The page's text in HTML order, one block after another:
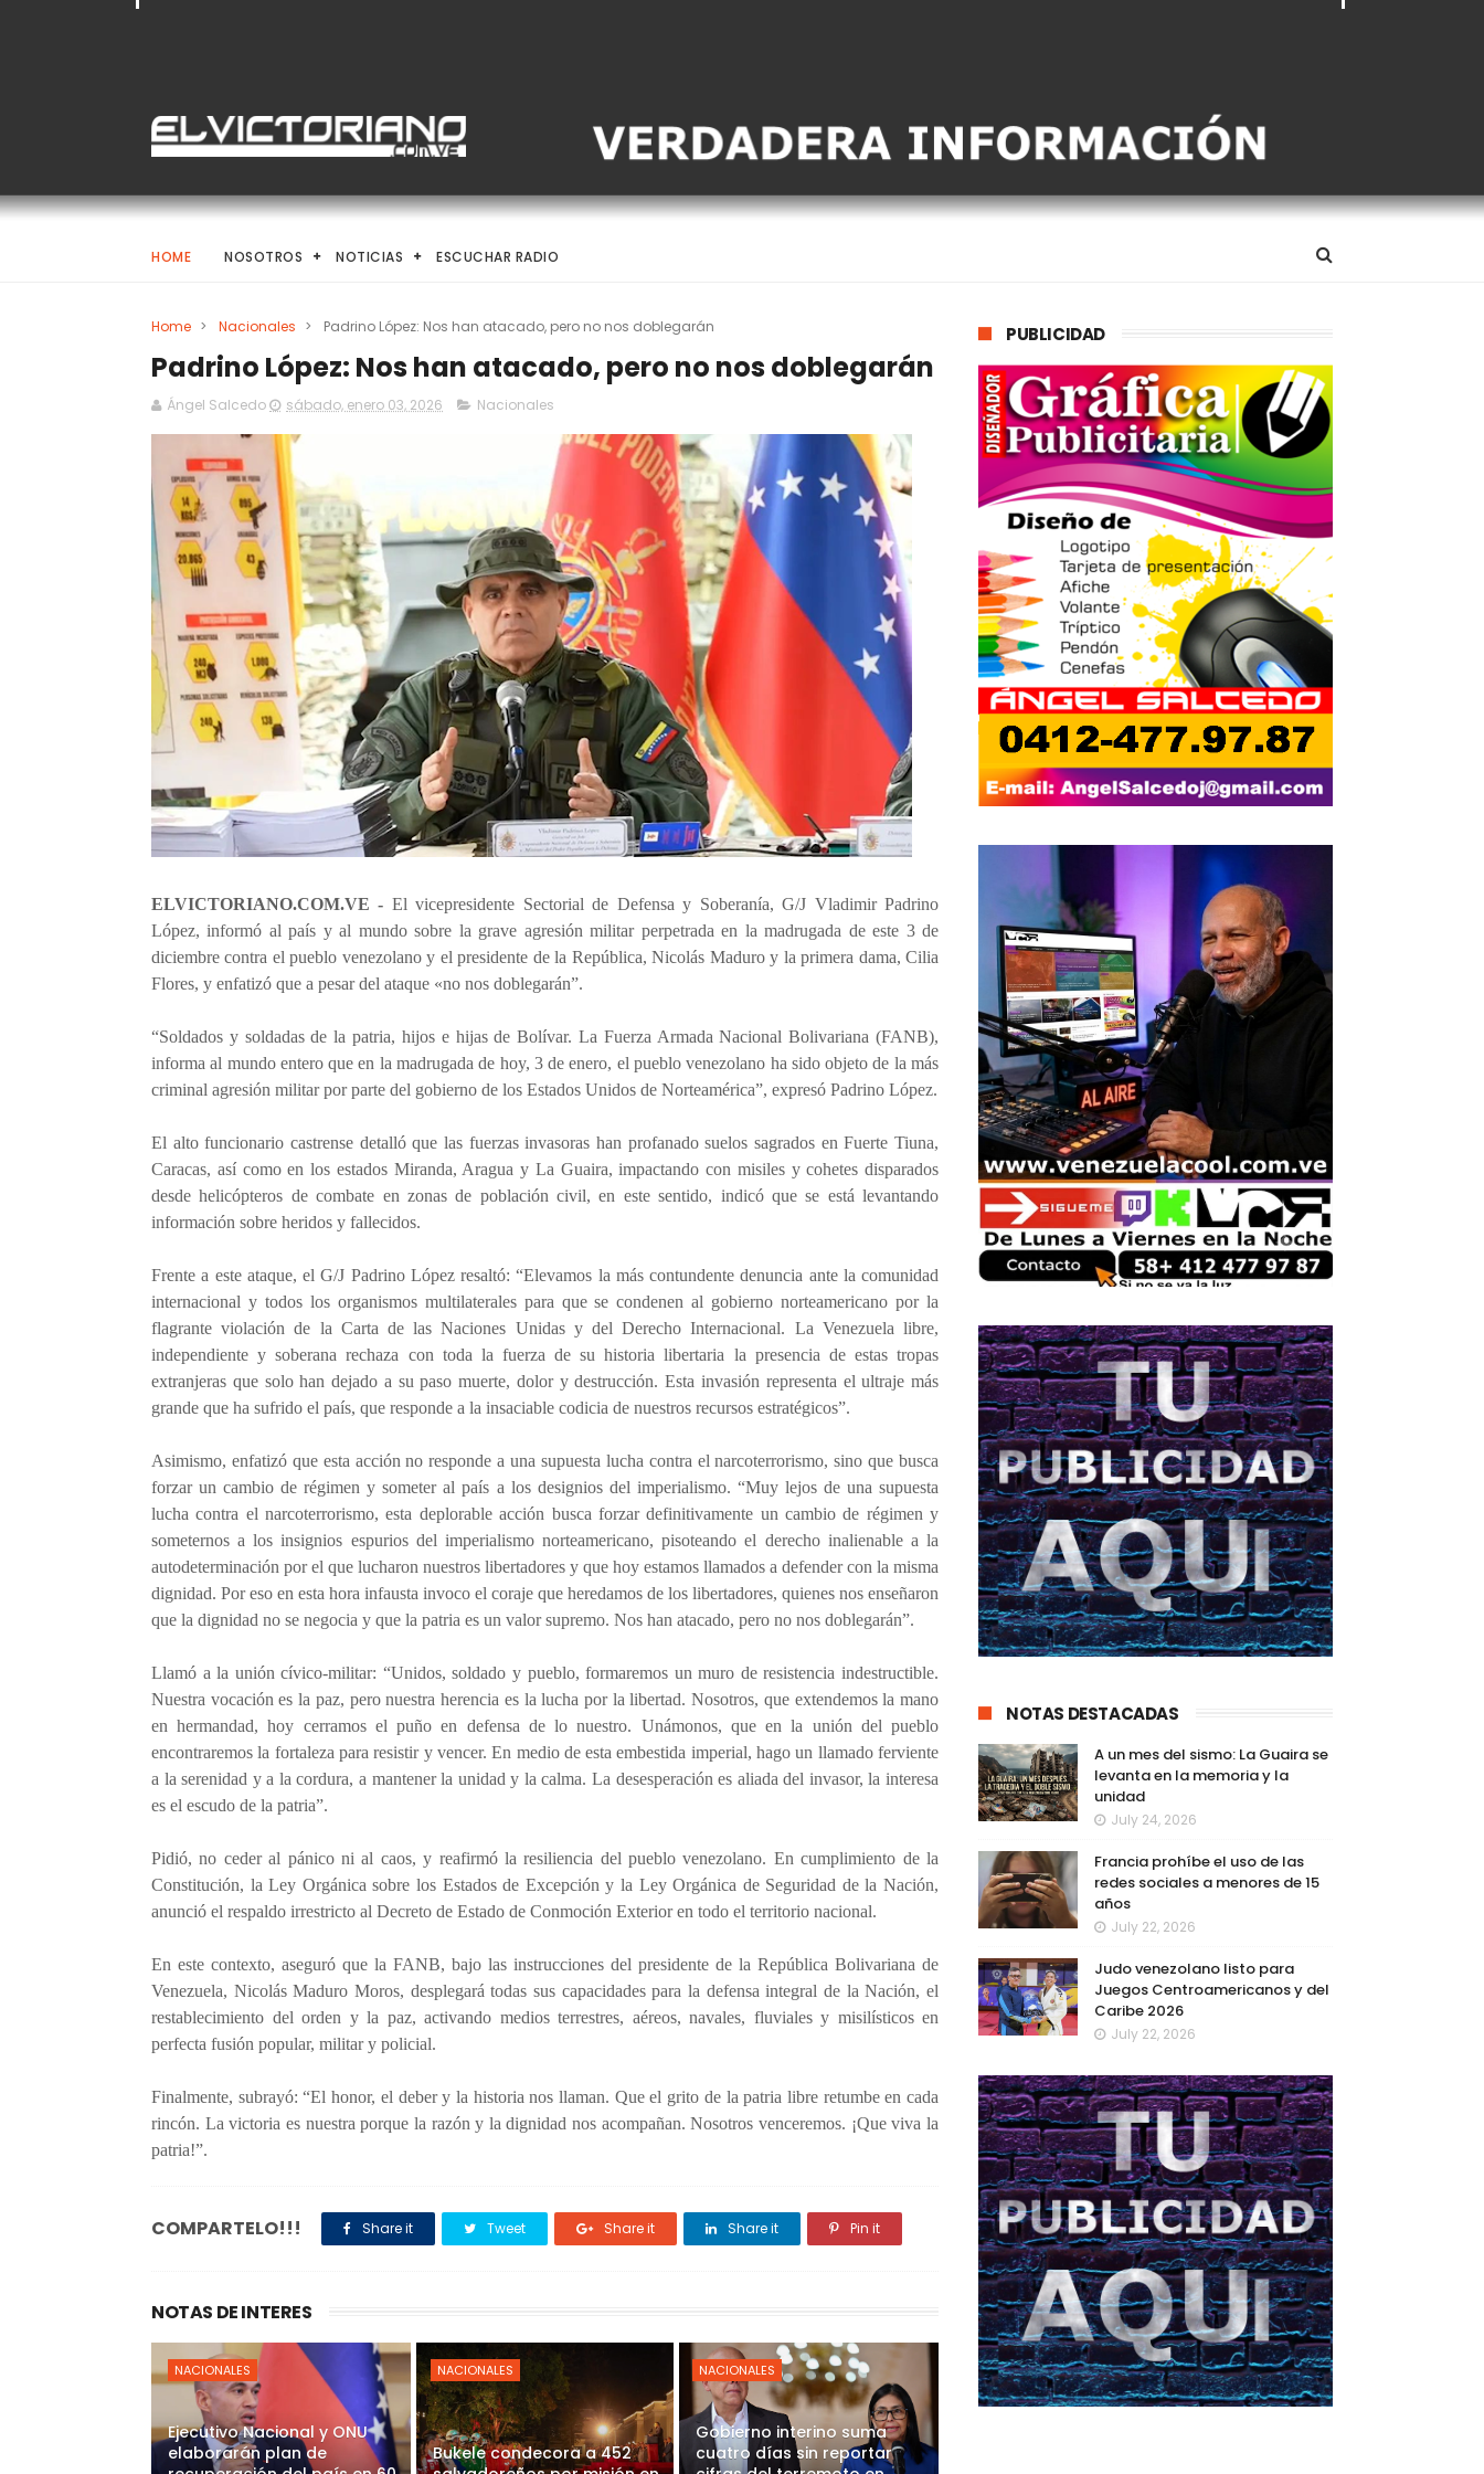
HOME NOSOTROS NOTICIAS ESCUCHAR RADIO
Home > Nacionales > Padrino López: Nos han atacado, pero no nos doblegarán
Padrino López: Nos han atacado, pero no nos doblegarán
Ángel Salcedo sábado, enero 03, 2026 Nacionales
ELVICTORIANO.COM.VE - El vicepresidente Sectorial de Defensa y Soberanía, G/J Vladimir Padrino
López, informó al país y al mundo sobre la grave agresión militar perpetrada en la madrugada de este 3 de
diciembre contra el pueblo venezolano y el presidente de la República, Nicolás Maduro y la primera dama, Cilia
Flores, y enfatizó que a pesar del ataque «no nos doblegarán”.
“Soldados y soldadas de la patria, hijos e hijas de Bolívar. La Fuerza Armada Nacional Bolivariana (FANB),
informa al mundo entero que en la madrugada de hoy, 3 de enero, el pueblo venezolano ha sido objeto de la más
criminal agresión militar por parte del gobierno de los Estados Unidos de Norteamérica”, expresó Padrino López.
El alto funcionario castrense detalló que las fuerzas invasoras han profanado suelos sagrados en Fuerte Tiuna,
Caracas, así como en los estados Miranda, Aragua y La Guaira, impactando con misiles y cohetes disparados
desde helicópteros de combate en zonas de población civil, en este sentido, indicó que se está levantando
información sobre heridos y fallecidos.
Frente a este ataque, el G/J Padrino López resaltó: “Elevamos la más contundente denuncia ante la comunidad
internacional y todos los organismos multilaterales para que se condenen al gobierno norteamericano por la
flagrante violación de la Carta de las Naciones Unidas y del Derecho Internacional. La Venezuela libre,
independiente y soberana rechaza con toda la fuerza de su historia libertaria la presencia de estas tropas
extranjeras que solo han dejado a su paso muerte, dolor y destrucción. Esta invasión representa el ultraje más
grande que ha sufrido el país, que responde a la insaciable codicia de nuestros recursos estratégicos”.
Asimismo, enfatizó que esta acción no responde a una supuesta lucha contra el narcoterrorismo, sino que busca
forzar un cambio de régimen y someter al país a los designios del imperialismo. “Muy lejos de una supuesta
lucha contra el narcoterrorismo, esta deplorable acción busca forzar definitivamente un cambio de régimen y
someternos a los insignios espurios del imperialismo norteamericano, pisoteando el derecho inalienable a la
autodeterminación por el que lucharon nuestros libertadores y que hoy estamos llamados a defender con la misma
dignidad. Por eso en esta hora infausta invoco el coraje que heredamos de los libertadores, quienes nos enseñaron
que la dignidad no se negocia y que la patria es un valor supremo. Nos han atacado, pero no nos doblegarán”.
Llamó a la unión cívico-militar: “Unidos, soldado y pueblo, formaremos un muro de resistencia indestructible.
Nuestra vocación es la paz, pero nuestra herencia es la lucha por la libertad. Nosotros, que extendemos la mano
en hermandad, hoy cerramos el puño en defensa de lo nuestro. Unámonos, que en la unión del pueblo
encontraremos la fortaleza para resistir y vencer. En medio de esta embestida imperial, hago un llamado ferviente
a la serenidad y a la cordura, a mantener la unidad y la calma. La desesperación es aliada del invasor, la interesa
es el escudo de la patria”.
Pidió, no ceder al pánico ni al caos, y reafirmó la resiliencia del pueblo venezolano. En cumplimiento de la
Constitución, la Ley Orgánica sobre los Estados de Excepción y la Ley Orgánica de Seguridad de la Nación,
anunció el respaldo irrestricto al Decreto de Estado de Conmoción Exterior en todo el territorio nacional.
En este contexto, aseguró que la FANB, bajo las instrucciones del presidente de la República Bolivariana de
Venezuela, Nicolás Maduro Moros, desplegará todas sus capacidades para la defensa integral de la Nación, el
restablecimiento del orden y la paz, activando medios terrestres, aéreos, navales, fluviales y misilísticos en
perfecta fusión popular, militar y policial.
Finalmente, subrayó: “El honor, el deber y la historia nos llaman. Que el grito de la patria libre retumbe en cada
rincón. La victoria es nuestra porque la razón y la dignidad nos acompañan. Nosotros venceremos. ¡Que viva la
patria!”.
COMPARTELO!!! Share it Tweet Share it Share it Pin it
NOTAS DE INTERES
NACIONALES
Ejecutivo Nacional y ONU
elaborarán plan de
NACIONALES
Bukele condecora a 452
NACIONALES
Gobierno interino suma
cuatro días sin reportar
PUBLICIDAD
NOTAS DESTACADAS
A un mes del sismo: La Guaira se
levanta en la memoria y la
unidad
July 24, 2026
Francia prohíbe el uso de las
redes sociales a menores de 15
años
July 22, 2026
Judo venezolano listo para
Juegos Centroamericanos y del
Caribe 2026
July 22, 2026